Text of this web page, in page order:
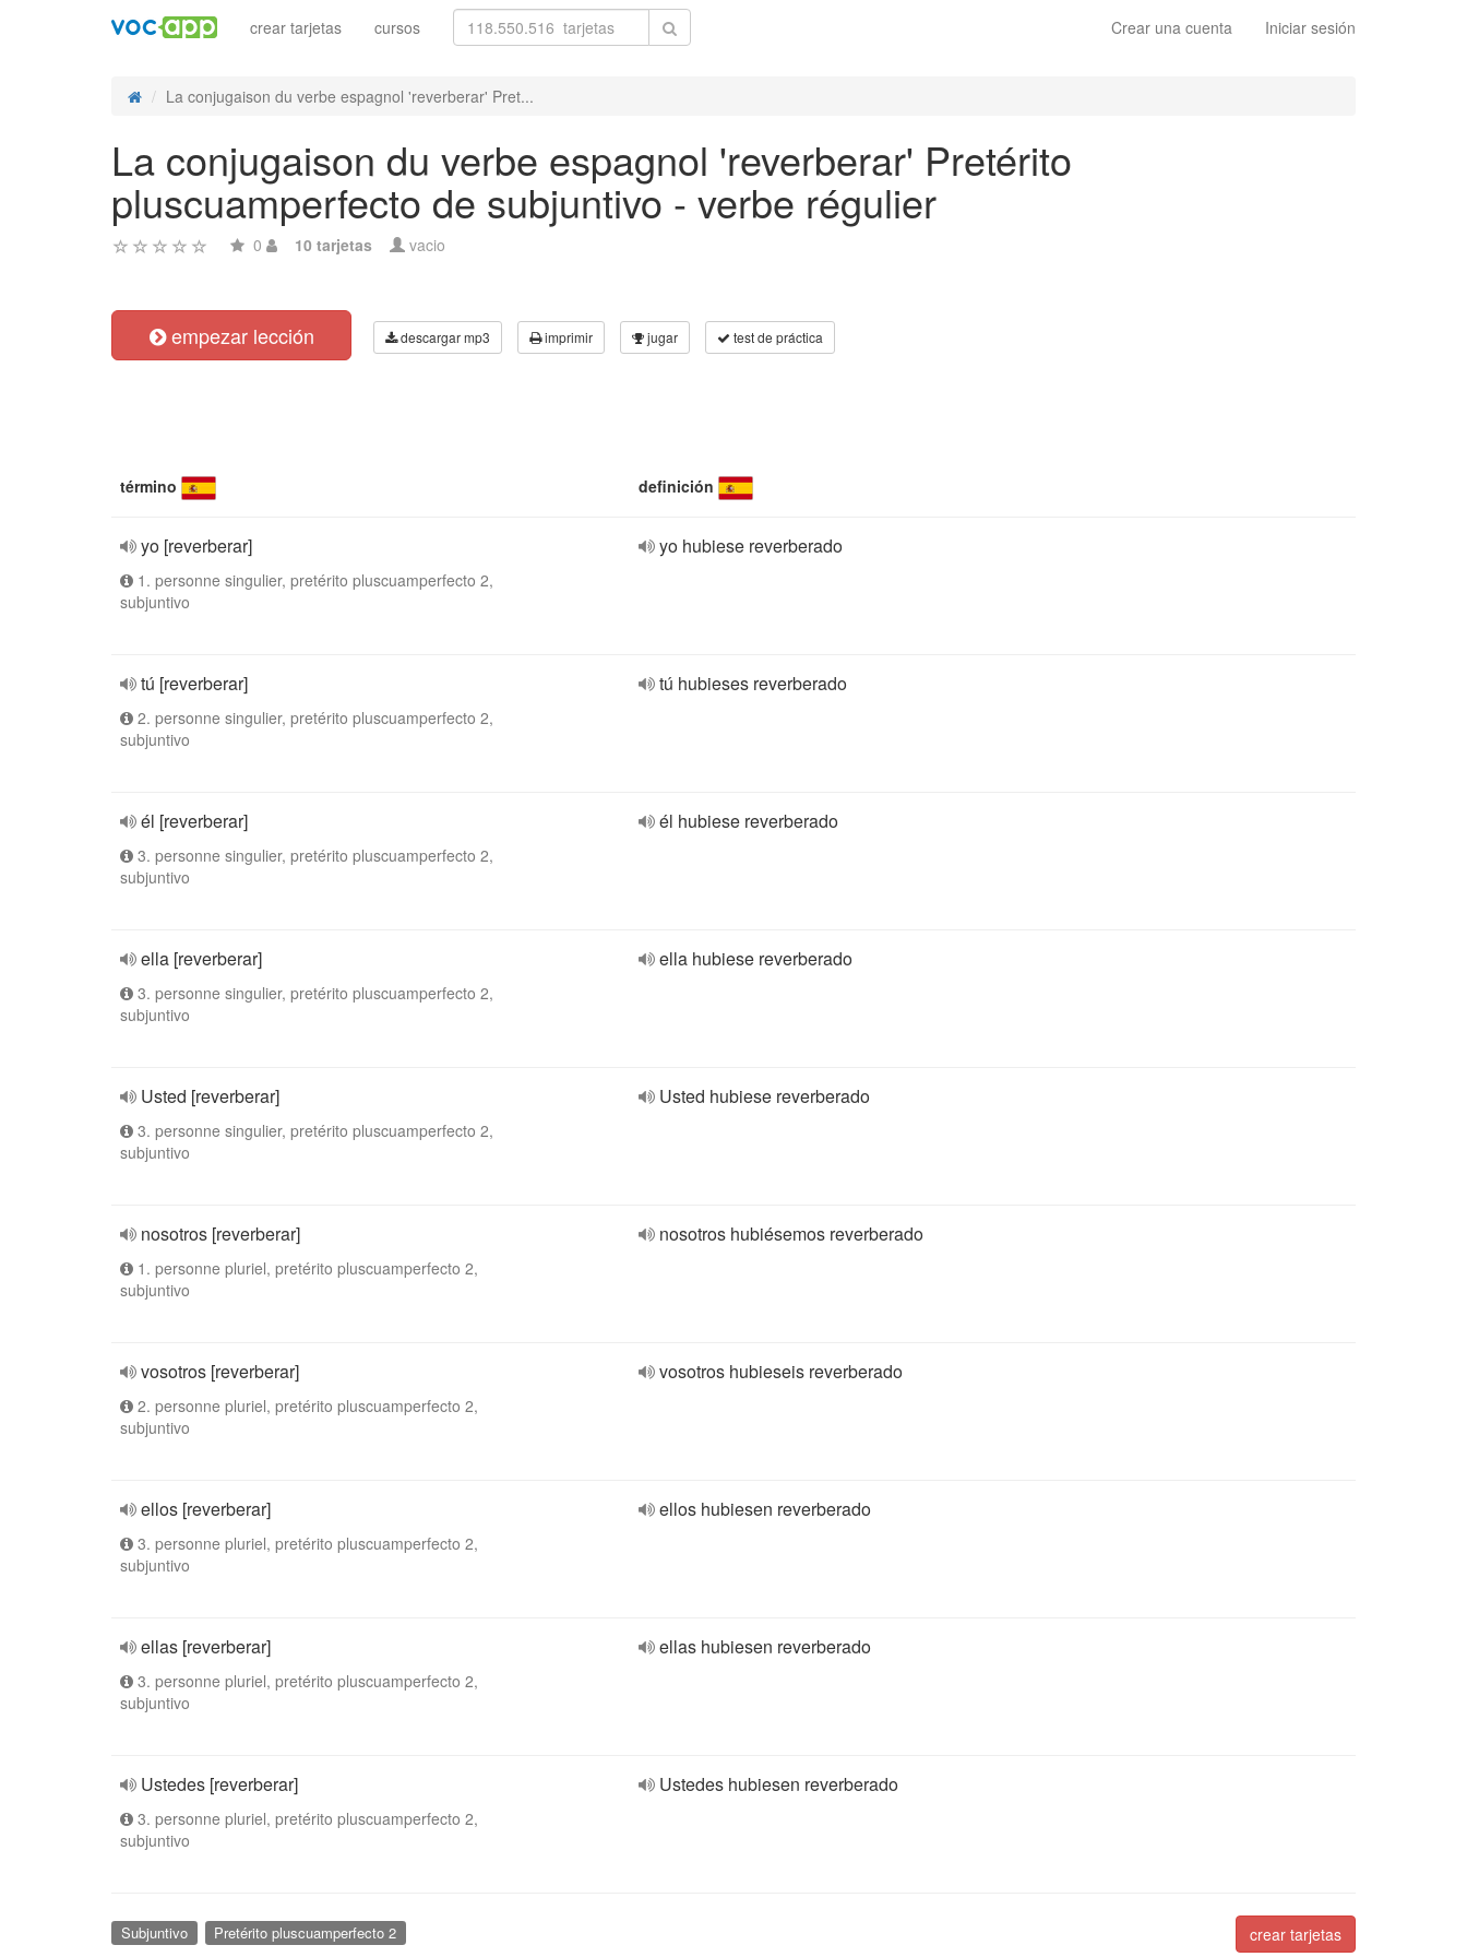
Crear una cuenta Iniciar sesión
crear tarjetas cursos
La conjugaison du verbe espagnol 'reverberar' Pret...
La conjugaison du verbe espagnol 'reverberar' Pretérito
pluscuamperfecto de subjuntivo - verbe régulier
0 10 tarjetas vacio
empezar lección descargar mp3 imprimir jugar test de práctica
término definición
yo [reverberar]
1. personne singulier, pretérito pluscuamperfecto 2,
subjuntivo
yo hubiese reverberado
tú [reverberar]
2. personne singulier, pretérito pluscuamperfecto 2,
subjuntivo
tú hubieses reverberado
él [reverberar]
3. personne singulier, pretérito pluscuamperfecto 2,
subjuntivo
él hubiese reverberado
ella [reverberar]
3. personne singulier, pretérito pluscuamperfecto 2,
subjuntivo
ella hubiese reverberado
Usted [reverberar]
3. personne singulier, pretérito pluscuamperfecto 2,
subjuntivo
Usted hubiese reverberado
nosotros [reverberar]
1. personne pluriel, pretérito pluscuamperfecto 2,
subjuntivo
nosotros hubiésemos reverberado
vosotros [reverberar]
2. personne pluriel, pretérito pluscuamperfecto 2,
subjuntivo
vosotros hubieseis reverberado
ellos [reverberar]
3. personne pluriel, pretérito pluscuamperfecto 2,
subjuntivo
ellos hubiesen reverberado
ellas [reverberar]
3. personne pluriel, pretérito pluscuamperfecto 2,
subjuntivo
ellas hubiesen reverberado
Ustedes [reverberar]
3. personne pluriel, pretérito pluscuamperfecto 2,
subjuntivo
Ustedes hubiesen reverberado
crear tarjetas
Subjuntivo Pretérito pluscuamperfecto 2